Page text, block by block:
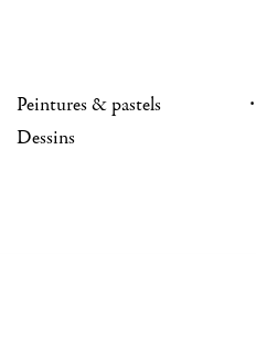
Peintures & pastels
Dessins